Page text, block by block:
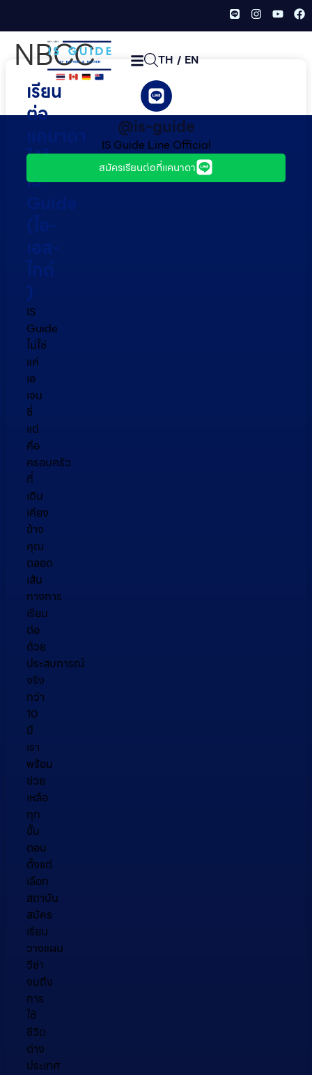
TH / EN
NBCC
เรียน
ต่อ
ไว้ใจ
IS
Guide
(ไอ-
เอส-
ไกด์​
)
IS
Guide
ไม่ใช่
แค่
เอ
เจน
ซี่
แต่
คือ
ครอบครัว
ที่
เดิน
เคียง
ข้าง
คุณ
ตลอด
เส้น
ทางการ
เรียน
ต่อ
ด้วย
ประสบการณ์
จริง
กว่า
10
ปี
เรา
พร้อม
ช่วย
เหลือ
ทุก
ขั้น
ตอน
ตั้งแต่
เลือก
สถาบัน
สมัคร
เรียน
วางแผน
วีซ่า
จนถึง
การ
ใช้
ชีวิต
ต่าง
ประเทศ
@is-guide
IS Guide Line Official
สมัครเรียนต่อที่แคนาดา